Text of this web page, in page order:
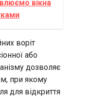
вікна
воріт
або
дозволяє
при якому
для відкриття